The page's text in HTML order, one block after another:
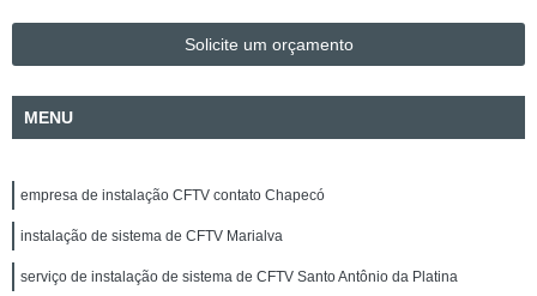
Solicite um orçamento
MENU
empresa de instalação CFTV contato Chapecó
instalação de sistema de CFTV Marialva
serviço de instalação de sistema de CFTV Santo Antônio da Platina